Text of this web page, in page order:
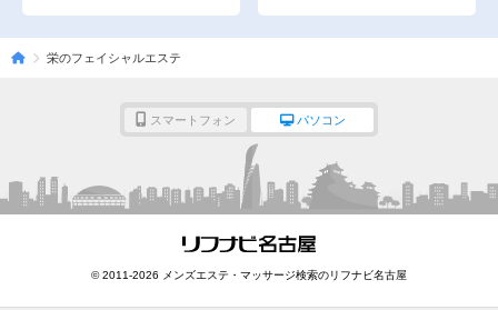
栄のフェイシャルエステ
スマートフォン パソコン
© 2011-2026 メンズエステ・マッサージ検索のリフナビ名古屋